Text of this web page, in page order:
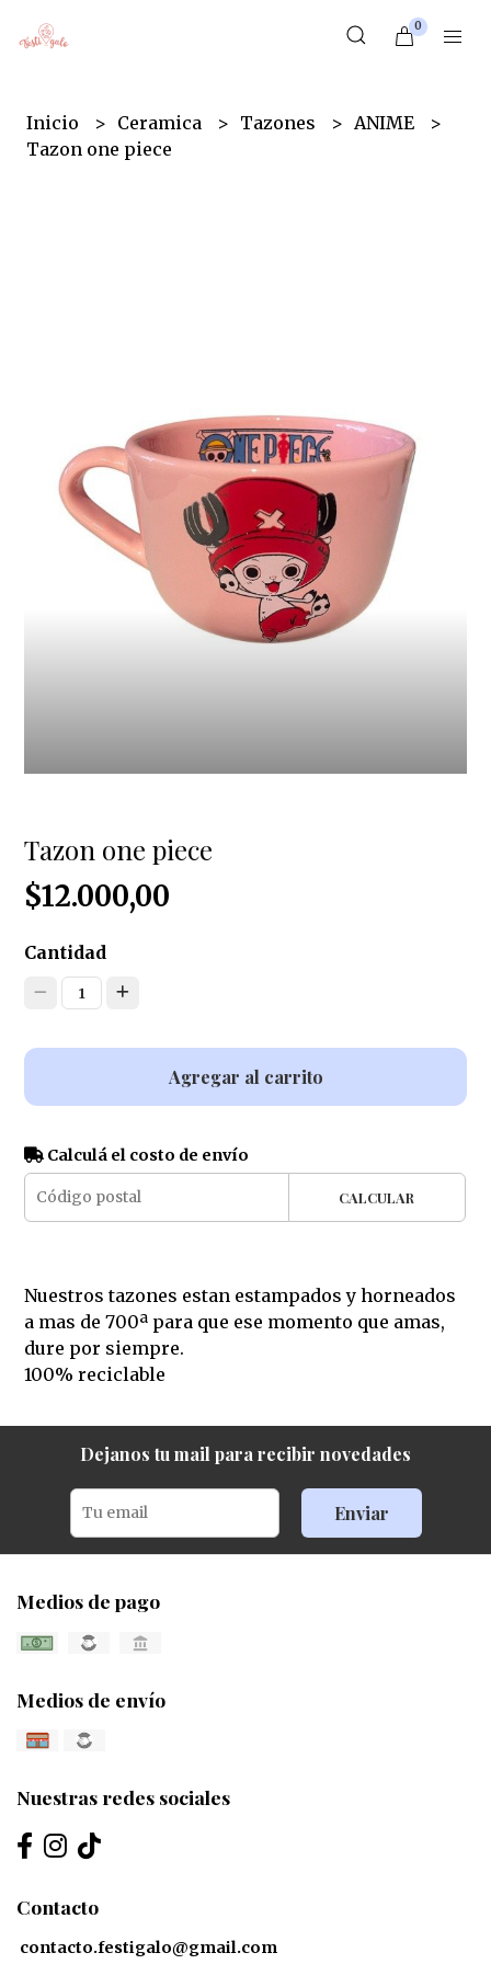
0
Inicio Ceramica Tazones
ANIME
Tazon one piece
Tazon one piece
$12.000,00
Cantidad
1
Agregar al carrito
Calculá el costo de envío
CALCULAR
Nuestros tazones estan estampados y horneados
a mas de 700ª para que ese momento que amas,
dure por siempre.
100% reciclable
Dejanos tu mail para recibir novedades
Enviar
Medios de pago
Medios de envío
Nuestras redes sociales
Contacto
contacto.festigalo@gmail.com